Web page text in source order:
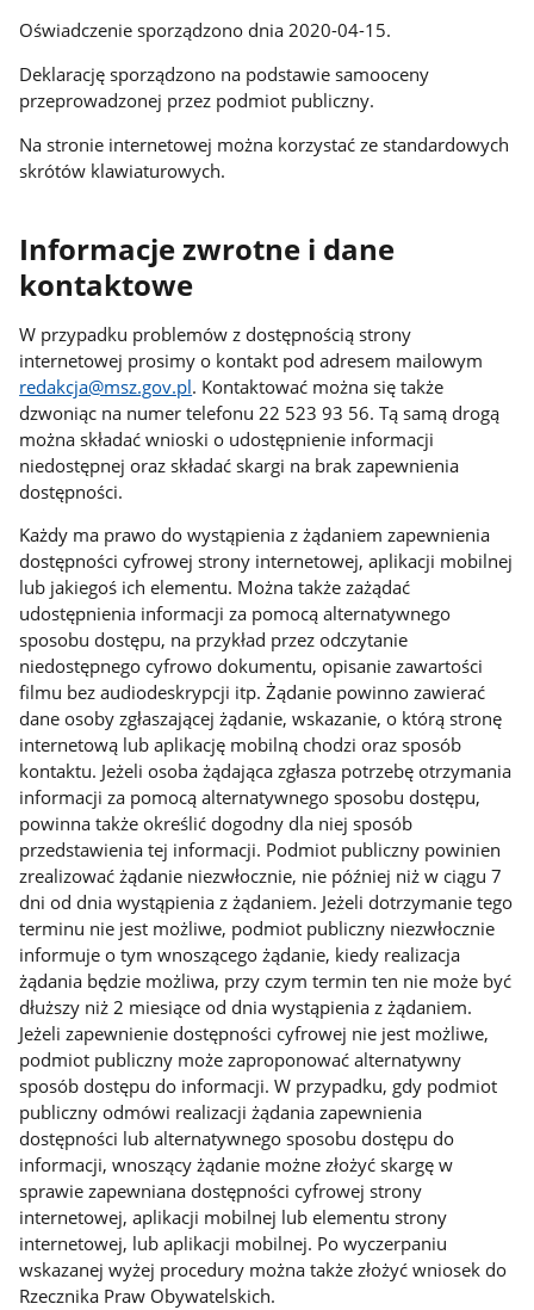
Oświadczenie sporządzono dnia 2020-04-15.
Deklarację sporządzono na podstawie samooceny
przeprowadzonej przez podmiot publiczny.
Na stronie internetowej można korzystać ze standardowych
skrótów klawiaturowych.
Informacje zwrotne i dane
kontaktowe
W przypadku problemów z dostępnością strony
internetowej prosimy o kontakt pod adresem mailowym
redakcja@msz.gov.pl. Kontaktować można się także
dzwoniąc na numer telefonu 22 523 93 56. Tą samą drogą
można składać wnioski o udostępnienie informacji
niedostępnej oraz składać skargi na brak zapewnienia
dostępności.
Każdy ma prawo do wystąpienia z żądaniem zapewnienia
dostępności cyfrowej strony internetowej, aplikacji mobilnej
lub jakiegoś ich elementu. Można także zażądać
udostępnienia informacji za pomocą alternatywnego
sposobu dostępu, na przykład przez odczytanie
niedostępnego cyfrowo dokumentu, opisanie zawartości
filmu bez audiodeskrypcji itp. Żądanie powinno zawierać
dane osoby zgłaszającej żądanie, wskazanie, o którą stronę
internetową lub aplikację mobilną chodzi oraz sposób
kontaktu. Jeżeli osoba żądająca zgłasza potrzebę otrzymania
informacji za pomocą alternatywnego sposobu dostępu,
powinna także określić dogodny dla niej sposób
przedstawienia tej informacji. Podmiot publiczny powinien
zrealizować żądanie niezwłocznie, nie później niż w ciągu 7
dni od dnia wystąpienia z żądaniem. Jeżeli dotrzymanie tego
terminu nie jest możliwe, podmiot publiczny niezwłocznie
informuje o tym wnoszącego żądanie, kiedy realizacja
żądania będzie możliwa, przy czym termin ten nie może być
dłuższy niż 2 miesiące od dnia wystąpienia z żądaniem.
Jeżeli zapewnienie dostępności cyfrowej nie jest możliwe,
podmiot publiczny może zaproponować alternatywny
sposób dostępu do informacji. W przypadku, gdy podmiot
publiczny odmówi realizacji żądania zapewnienia
dostępności lub alternatywnego sposobu dostępu do
informacji, wnoszący żądanie możne złożyć skargę w
sprawie zapewniana dostępności cyfrowej strony
internetowej, aplikacji mobilnej lub elementu strony
internetowej, lub aplikacji mobilnej. Po wyczerpaniu
wskazanej wyżej procedury można także złożyć wniosek do
Rzecznika Praw Obywatelskich.